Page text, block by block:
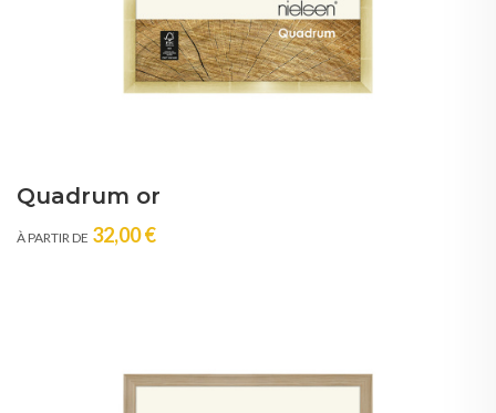
Quadrum or
À PARTIR DE 32,00 €